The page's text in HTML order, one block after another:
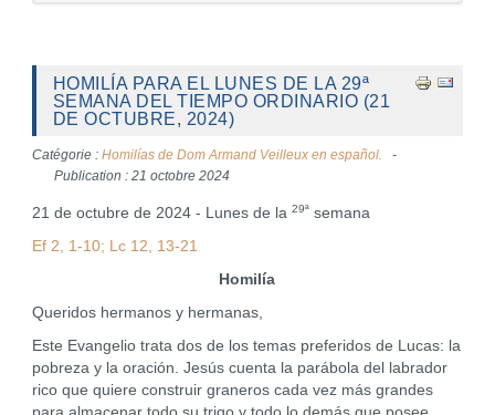
HOMILÍA PARA EL LUNES DE LA 29ª
SEMANA DEL TIEMPO ORDINARIO (21
DE OCTUBRE, 2024)
Catégorie : Homilías de Dom Armand Veilleux en español.
Publication : 21 octobre 2024
21 de octubre de 2024 - Lunes de la 29ªsemana
Ef 2, 1-10; Lc 12, 13-21
Homilía
Queridos hermanos y hermanas,
Este Evangelio trata dos de los temas preferidos de Lucas: la
pobreza y la oración. Jesús cuenta la parábola del labrador
rico que quiere construir graneros cada vez más grandes